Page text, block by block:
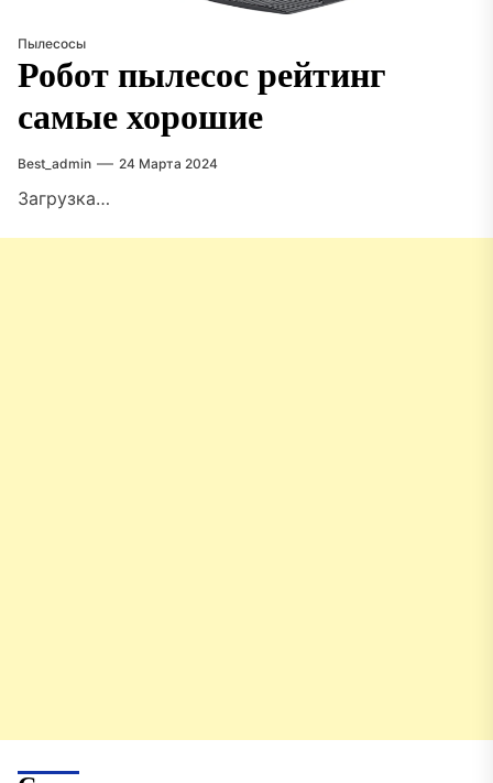
Пылесосы
Робот пылесос рейтинг
самые хорошие
Best_admin 24 Марта 2024
Загрузка…